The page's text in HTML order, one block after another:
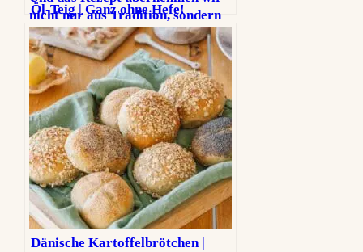
Öl-Teig | Ganz ohne Hefe!
Dänische Kartoffelbrötchen |